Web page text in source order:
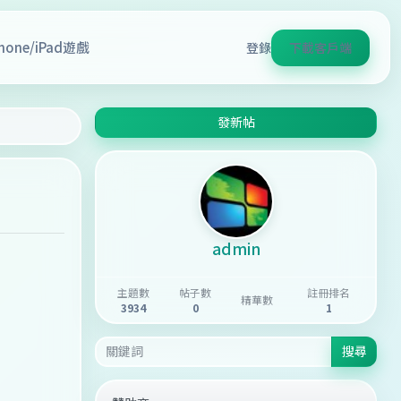
iPad遊戲 登錄 下載客戶端
發新帖
admin
主題數
3934
帖子數
0
精華數
註冊排名
1
搜尋